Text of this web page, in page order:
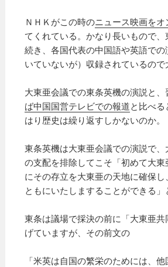
ＮＨＫがこの時のニュース映画を
てくれている。かなり長いもので、
続き、各国代表の中国語や英語で
いていないが）収録されているので
大東亜会議での東条英機の演説と
ば中国国営テレビでの報道と比べ
はり歴史は繰り返すしかないのか。
東条英機は大東亜会議での演説で
の支配を排除してこそ「初めて大
にその存立を大東亜の天地に確保
ともにいたしますることができる」
東条は議場で採決の前に「大東亜共
げていますが、その前文の
「米英は自国の繁栄のためには、